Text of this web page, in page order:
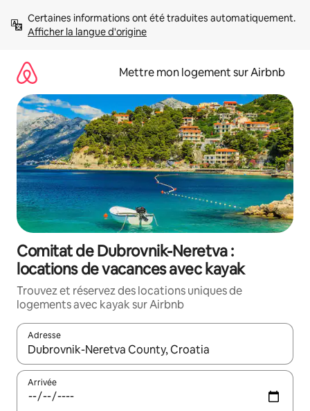
directement
Afficher la langue d'origine
Mettre mon logement sur Airbnb
Comitat de Dubrovnik-Neretva :
locations de vacances avec kayak
Trouvez et réservez des locations uniques de
logements avec kayak sur Airbnb
Adresse
Lorsque les résultats s'affichent, utilisez les flèches vers le
Arrivée